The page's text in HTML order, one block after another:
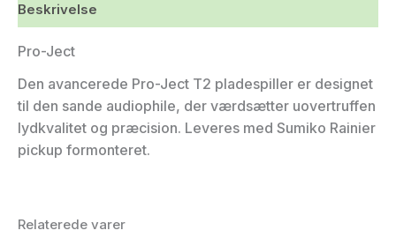
Beskrivelse
Pro-Ject
Den avancerede Pro-Ject T2 pladespiller er designet
til den sande audiophile, der værdsætter uovertruffen
lydkvalitet og præcision. Leveres med Sumiko Rainier
pickup formonteret.
Relaterede varer